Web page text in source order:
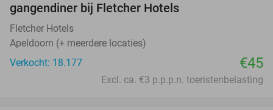
gangendiner bij Fletcher Hotels
Fletcher Hotels
Apeldoorn (+ meerdere locaties)
Verkocht: 18.177
€45
Excl. ca. €3 p.p.p.n. toeristenbelasting